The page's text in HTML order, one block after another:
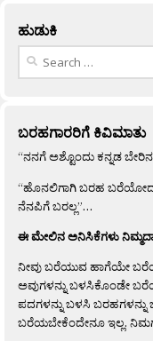
ಹುಡುಕಿ
Search
ಬರಹಗಾರರಿಗೆ ಕಿವಿಮಾತು
“ನನಗೆ ಅಶ್ಟೊಂದು ಕನ್ನಡ
“ಹೊನಲಿಗಾಗಿ ಬರಹ ಬರೆಯೋದು
ನೆನಪಿಗೆ ಬರಲ್ಲ”…
ಈ ಮೇಲಿನ ಅನಿಸಿಕೆಗಳು
ನೀವು ಬರೆಯುವ ಹಾಗೆಯೇ
ಅವುಗಳನ್ನು ಬಳಸಿಕೊಂಡೇ
ಪದಗಳನ್ನು ಬಳಸಿ
ಬರೆಯಬೇಕೆಂದೇನೂ ಇಲ್ಲ.